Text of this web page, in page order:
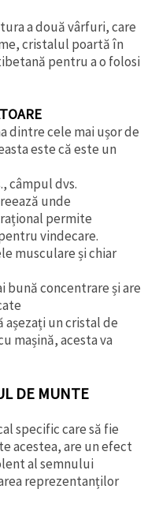
a două vârfuri, care
cristalul poartă în
pentru a o folosi
dintre cele mai ușor de
este că este un
câmpul dvs.
unde
permite
vindecare.
musculare și chiar
bună concentrare și are
așezați un cristal de
mașină, acesta va
DE MUNTE
specific care să fie
acestea, are un efect
al semnului
reprezentanților